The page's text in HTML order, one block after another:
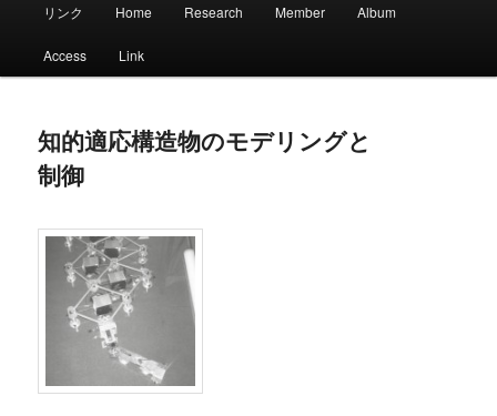
ュ
イ
ン
ン
ン
ツ
移
リンク Home Research Member Album
Access Link
知的適応構造物のモデリングと
制御